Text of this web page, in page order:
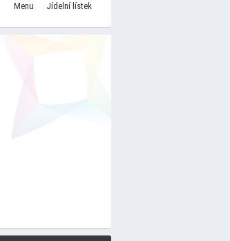
Menu Jídelní lístek